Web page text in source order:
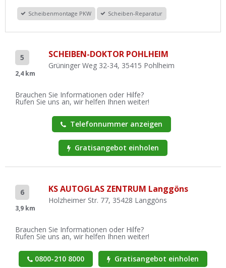
Scheibenmontage PKW Scheiben-Reparatur
5
2,4 km
SCHEIBEN-DOKTOR POHLHEIM
Grüninger Weg 32-34, 35415 Pohlheim
Brauchen Sie Informationen oder Hilfe?
Rufen Sie uns an, wir helfen Ihnen weiter!
Telefonnummer anzeigen
Gratisangebot einholen
6
3,9 km
KS AUTOGLAS ZENTRUM Langgöns
Holzheimer Str. 77, 35428 Langgöns
Brauchen Sie Informationen oder Hilfe?
Rufen Sie uns an, wir helfen Ihnen weiter!
0800-210 8000 Gratisangebot einholen